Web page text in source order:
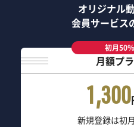
オリジナル
会員サービス
初月50
月額プ
1,300
新規登録は初